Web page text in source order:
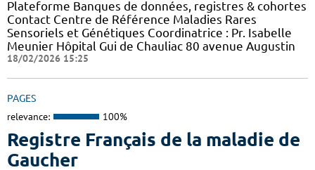
Plateforme Banques de données, registres & cohortes
Contact Centre de Référence Maladies Rares
Sensoriels et Génétiques Coordinatrice : Pr. Isabelle
Meunier Hôpital Gui de Chauliac 80 avenue Augustin
18/02/2026 15:25
PAGES
relevance: 100%
Registre Français de la maladie de
Gaucher